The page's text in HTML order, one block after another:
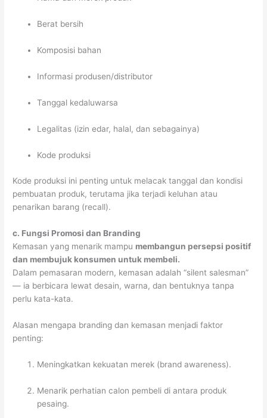
Berat bersih
Komposisi bahan
Informasi produsen/distributor
Tanggal kedaluwarsa
Legalitas (izin edar, halal, dan sebagainya)
Kode produksi
Kode produksi ini penting untuk melacak tanggal dan kondisi
pembuatan produk, terutama jika terjadi keluhan atau
penarikan barang (recall).
c. Fungsi Promosi dan Branding
Kemasan yang menarik mampu membangun persepsi positif
dan membujuk konsumen untuk membeli.
Dalam pemasaran modern, kemasan adalah “silent salesman”
— ia berbicara lewat desain, warna, dan bentuknya tanpa
perlu kata-kata.
Alasan mengapa branding dan kemasan menjadi faktor
penting:
Meningkatkan kekuatan merek (brand awareness).
Menarik perhatian calon pembeli di antara produk
pesaing.